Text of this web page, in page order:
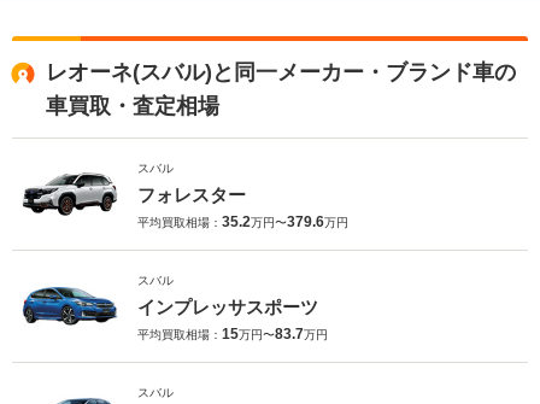
レオーネ(スバル)と同一メーカー・ブランド車の
車買取・査定相場
スバル
フォレスター
平均買取相場： 35.2万円〜379.6万円
スバル
インプレッサスポーツ
平均買取相場： 15万円〜83.7万円
スバル